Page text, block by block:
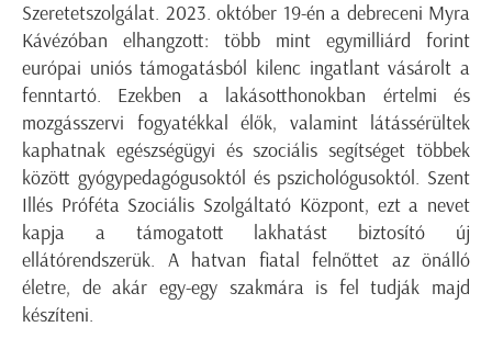
Szeretetszolgálat. 2023. október 19-én a debreceni Myra
Kávézóban elhangzott: több mint egymilliárd forint
európai uniós támogatásból kilenc ingatlant vásárolt a
fenntartó. Ezekben a lakásotthonokban értelmi és
mozgásszervi fogyatékkal élők, valamint látássérültek
kaphatnak egészségügyi és szociális segítséget többek
között gyógypedagógusoktól és pszichológusoktól. Szent
Illés Próféta Szociális Szolgáltató Központ, ezt a nevet
kapja a támogatott lakhatást biztosító új
ellátórendszerük. A hatvan fiatal felnőttet az önálló
életre, de akár egy-egy szakmára is fel tudják majd
készíteni.